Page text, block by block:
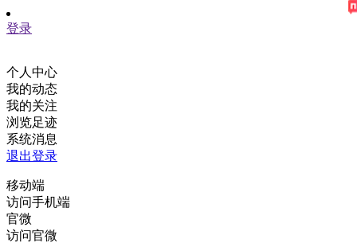
登录
个人中心
我的动态
我的关注
浏览足迹
系统消息
退出登录
移动端
访问手机端
官微
访问官微